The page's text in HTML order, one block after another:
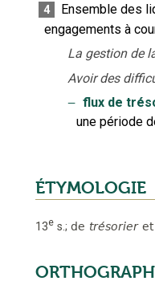
4
Ensemble des
engagements à
La gestion de
Avoir des
‒ flux de
une période
ÉTYMOLOGIE
13e s.; de trésorier et